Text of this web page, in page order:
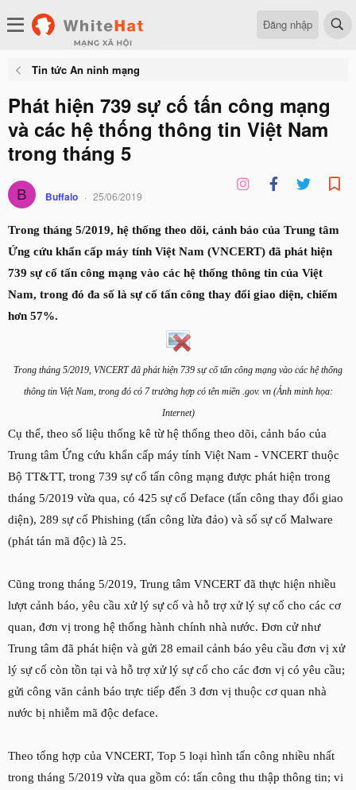
Đăng nhập
Tin tức An ninh mạng
Phát hiện 739 sự cố tấn công mạng
và các hệ thống thông tin Việt Nam
trong tháng 5
B Buffalo 25/06/2019
Trong tháng 5/2019, hệ thống theo dõi, cảnh báo của Trung tâm
Ứng cứu khẩn cấp máy tính Việt Nam (VNCERT) đã phát hiện
739 sự cố tấn công mạng vào các hệ thống thông tin của Việt
Nam, trong đó đa số là sự cố tấn công thay đổi giao diện, chiếm
hơn 57%.
Trong tháng 5/2019, VNCERT đã phát hiện 739 sự cố tấn công mạng vào các hệ thống
thông tin Việt Nam, trong đó có 7 trường hợp có tên miền .gov. vn (Ảnh minh họa:
Internet)
Cụ thể, theo số liệu thống kê từ hệ thống theo dõi, cảnh báo của
Trung tâm Ứng cứu khẩn cấp máy tính Việt Nam - VNCERT thuộc
Bộ TT&TT, trong 739 sự cố tấn công mạng được phát hiện trong
tháng 5/2019 vừa qua, có 425 sự cố Deface (tấn công thay đổi giao
diện), 289 sự cố Phishing (tấn công lừa đảo) và số sự cố Malware
(phát tán mã độc) là 25.
Cũng trong tháng 5/2019, Trung tâm VNCERT đã thực hiện nhiều
lượt cảnh báo, yêu cầu xử lý sự cố và hỗ trợ xử lý sự cố cho các cơ
quan, đơn vị trong hệ thống hành chính nhà nước. Đơn cử như
Trung tâm đã phát hiện và gửi 28 email cảnh báo yêu cầu đơn vị xử
lý sự cố còn tồn tại và hỗ trợ xử lý sự cố cho các đơn vị có yêu cầu;
gửi công văn cảnh báo trực tiếp đến 3 đơn vị thuộc cơ quan nhà
nước bị nhiễm mã độc deface.
Theo tổng hợp của VNCERT, Top 5 loại hình tấn công nhiều nhất
trong tháng 5/2019 vừa qua gồm có: tấn công thu thập thông tin; vi